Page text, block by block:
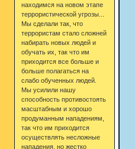
находимся на новом этапе
террористической угрозы...
Мы сделали так, что
террористам стало сложней
набирать новых людей и
обучать их, так что им
приходится все больше и
больше полагаться на
слабо обученных людей.
Мы усилили нашу
способность противостоять
масштабным и хорошо
продуманным нападениям,
так что им приходится
осуществлять несложные
нападения, но жестко